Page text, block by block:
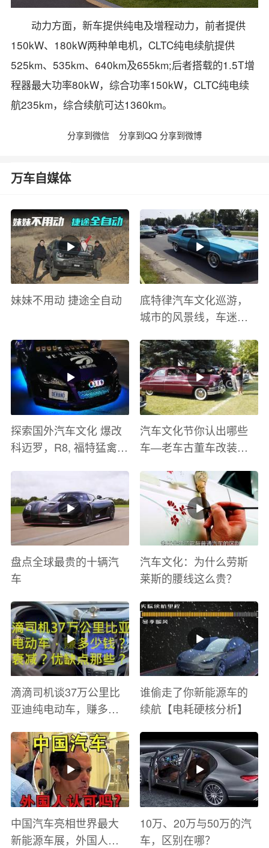
动力方面，新车提供纯电及增程动力，前者提供
150kW、180kW两种单电机，CLTC纯电续航提供
525km、535km、640km及655km;后者搭载的1.5T增
程器最大功率80kW，综合功率150kW，CLTC纯电续
航235km，综合续航可达1360km。
分享到微信 分享到QQ 分享到微博
万车自媒体
妹妹不用动 捷途全自动
底特律汽车文化巡游，
城市的风景线，车迷的
探索国外汽车文化 爆改
科迈罗，R8, 福特猛禽
汽车文化节你认出哪些
车—老车古董车改装车
盘点全球最贵的十辆汽
车
汽车文化：为什么劳斯
莱斯的腰线这么贵？
滴滴司机谈37万公里比
亚迪纯电动车，赚多少
有哪些？
谁偷走了你新能源车的
续航【电耗硬核分析】
中国汽车亮相世界最大
新能源车展，外国人怎
10万、20万与50万的汽
车，区别在哪？